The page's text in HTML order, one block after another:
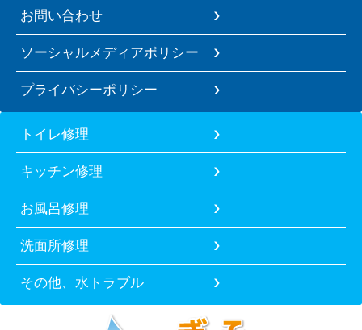
お問い合わせ
ソーシャルメディアポリシー
プライバシーポリシー
トイレ修理
キッチン修理
お風呂修理
洗面所修理
その他、水トラブル